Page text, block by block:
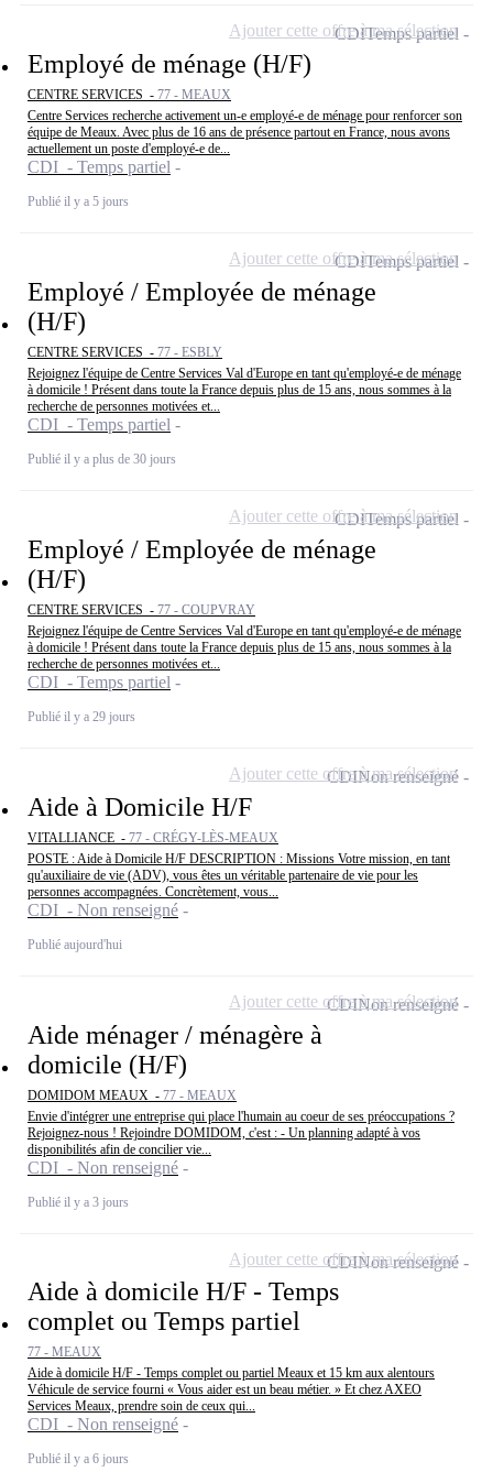
Employé de ménage (H/F)
CENTRE SERVICES - 77 - MEAUX
Centre Services recherche activement un-e employé-e de ménage pour renforcer son
équipe de Meaux. Avec plus de 16 ans de présence partout en France, nous avons
actuellement un poste d'employé-e de...
CDI - Temps partiel
Publié il y a 5 jours
CDITemps partiel
Ajouter cette offre à ma sélection
Employé / Employée de ménage
(H/F)
CENTRE SERVICES - 77 - ESBLY
Rejoignez l'équipe de Centre Services Val d'Europe en tant qu'employé-e de ménage
à domicile ! Présent dans toute la France depuis plus de 15 ans, nous sommes à la
recherche de personnes motivées et...
CDI - Temps partiel
Publié il y a plus de 30 jours
CDITemps partiel
Ajouter cette offre à ma sélection
Employé / Employée de ménage
(H/F)
CENTRE SERVICES - 77 - COUPVRAY
Rejoignez l'équipe de Centre Services Val d'Europe en tant qu'employé-e de ménage
à domicile ! Présent dans toute la France depuis plus de 15 ans, nous sommes à la
recherche de personnes motivées et...
CDI - Temps partiel
Publié il y a 29 jours
CDITemps partiel
Ajouter cette offre à ma sélection
Aide à Domicile H/F
VITALLIANCE - 77 - CRÉGY-LÈS-MEAUX
POSTE : Aide à Domicile H/F DESCRIPTION : Missions Votre mission, en tant
qu'auxiliaire de vie (ADV), vous êtes un véritable partenaire de vie pour les
personnes accompagnées. Concrètement, vous...
CDI - Non renseigné
Publié aujourd'hui
CDINon renseigné
Ajouter cette offre à ma sélection
Aide ménager / ménagère à
domicile (H/F)
DOMIDOM MEAUX - 77 - MEAUX
Envie d'intégrer une entreprise qui place l'humain au coeur de ses préoccupations ?
Rejoignez-nous ! Rejoindre DOMIDOM, c'est : - Un planning adapté à vos
disponibilités afin de concilier vie...
CDI - Non renseigné
Publié il y a 3 jours
CDINon renseigné
Ajouter cette offre à ma sélection
Aide à domicile H/F - Temps
complet ou Temps partiel
77 - MEAUX
Aide à domicile H/F - Temps complet ou partiel Meaux et 15 km aux alentours
Véhicule de service fourni « Vous aider est un beau métier. » Et chez AXEO
Services Meaux, prendre soin de ceux qui...
CDI - Non renseigné
Publié il y a 6 jours
CDINon renseigné
Ajouter cette offre à ma sélection